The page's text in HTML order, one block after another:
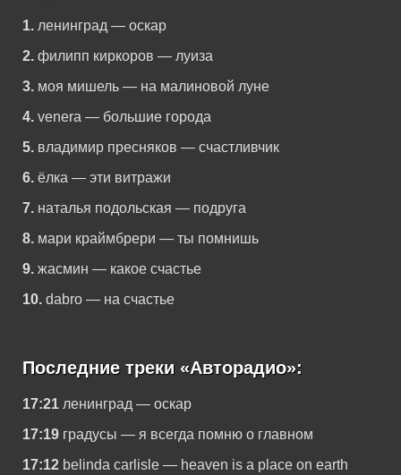
1. ленинград — оскар
2. филипп киркоров — луиза
3. моя мишель — на малиновой луне
4. venera — большие города
5. владимир пресняков — счастливчик
6. ёлка — эти витражи
7. наталья подольская — подруга
8. мари краймбрери — ты помнишь
9. жасмин — какое счастье
10. dabro — на счастье
Последние треки «Авторадио»:
17:21 ленинград — оскар
17:19 градусы — я всегда помню о главном
17:12 belinda carlisle — heaven is a place on earth